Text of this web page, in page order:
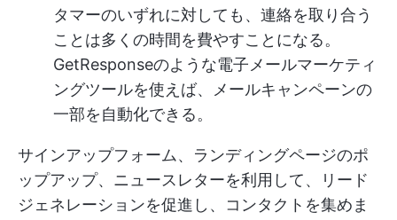
タマーのいずれに対しても、連絡を取り合う
ことは多くの時間を費やすことになる。
GetResponseのような電子メールマーケティ
ングツールを使えば、メールキャンペーンの
一部を自動化できる。
サインアップフォーム、ランディングページのポ
ップアップ、ニュースレターを利用して、リード
ジェネレーションを促進し、コンタクトを集めま